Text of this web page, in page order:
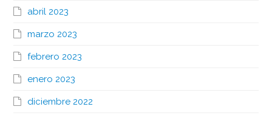
abril 2023
marzo 2023
febrero 2023
enero 2023
diciembre 2022